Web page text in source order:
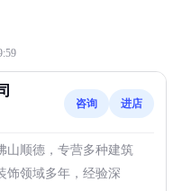
咨询 进店
山顺德，专营多种建筑
饰领域多年，经验深